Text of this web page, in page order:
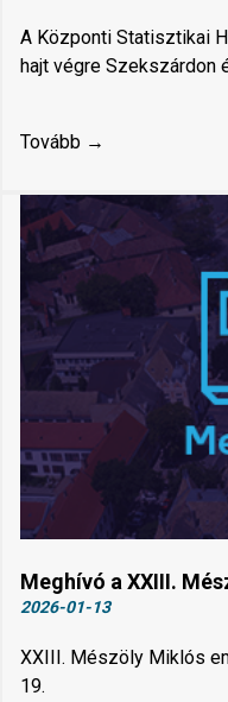
A Központi Statisztikai
hajt végre Szekszárdon
Tovább →
Meghívó a XXIII.
2026-01-13
XXIII. Mészöly Miklós
19.